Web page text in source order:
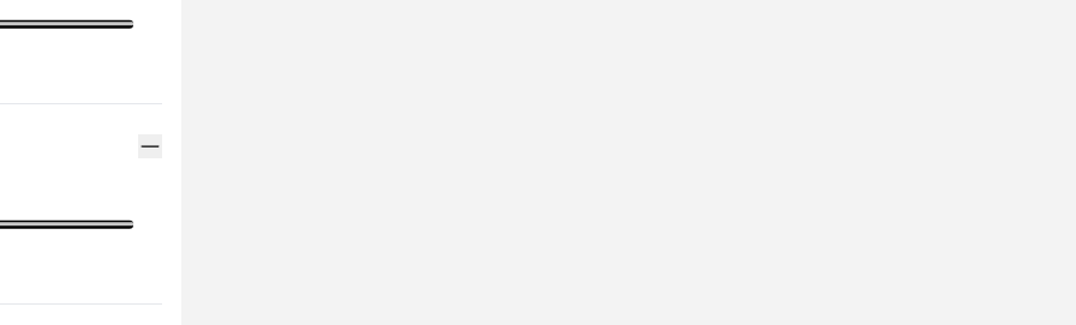
MÉCANIQUE ET CARROSSERIE